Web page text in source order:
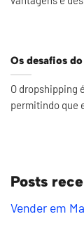
Os desafios
O dropshipping
permitindo que
Posts
Vender em